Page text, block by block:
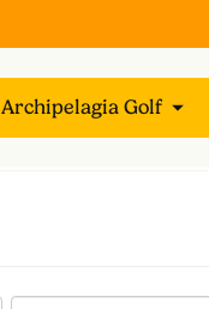
Archipelagia Golf